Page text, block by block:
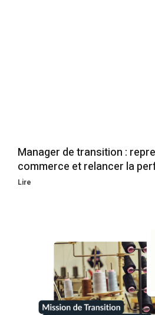
Manager de transition :
commerce et relancer la
Lire